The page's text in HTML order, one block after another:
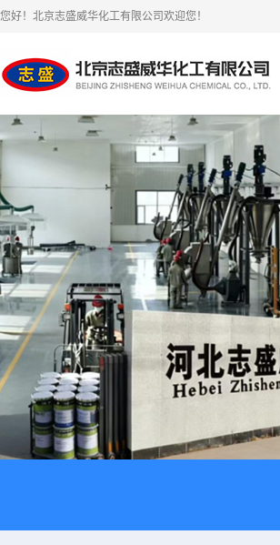
您好！北京志盛威华化工有限公司欢迎您！